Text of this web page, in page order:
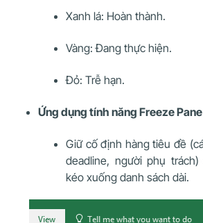
Xanh lá: Hoàn thành.
Vàng: Đang thực hiện.
Đỏ: Trễ hạn.
Ứng dụng tính năng Freeze Pane
Giữ cố định hàng tiêu đề
deadline, người phụ
kéo xuống danh sách dài.